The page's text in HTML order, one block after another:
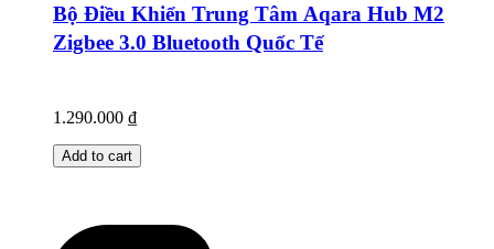
Bộ Điều Khiển Trung Tâm Aqara Hub M2
Zigbee 3.0 Bluetooth Quốc Tế
1.290.000 ₫
Add to cart